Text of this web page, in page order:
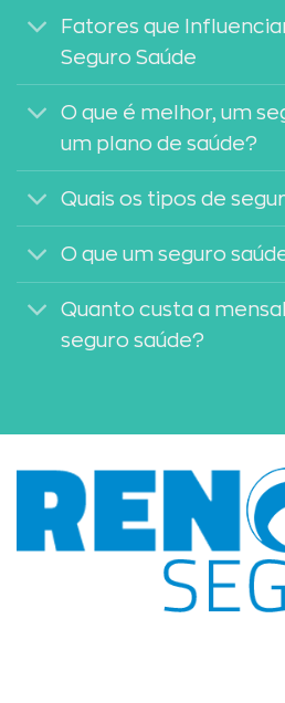
Fatores que
Seguro Saúde
O que é melhor, um
um plano de saúde?
Quais os tipos de
O que um seguro
Quanto custa a
seguro saúde?